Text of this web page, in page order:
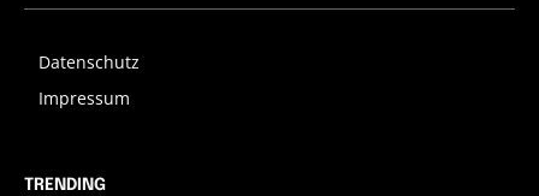
Datenschutz
Impressum
TRENDING